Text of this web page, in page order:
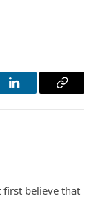
LinkedInCopy
first believe that